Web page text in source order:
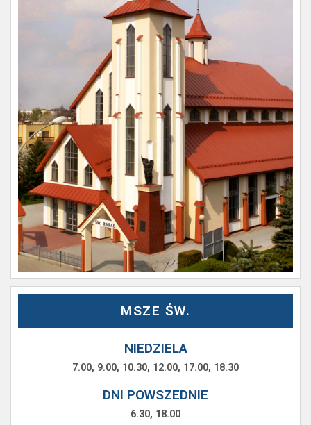
MSZE ŚW.
NIEDZIELA
7.00, 9.00, 10.30, 12.00, 17.00, 18.30
DNI POWSZEDNIE
6.30, 18.00